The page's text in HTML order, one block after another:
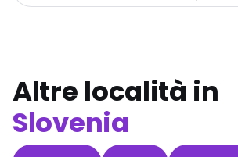
Altre località in
Slovenia